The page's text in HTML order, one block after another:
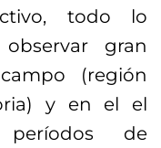
todo lo
gran
(región
y en el el
períodos de